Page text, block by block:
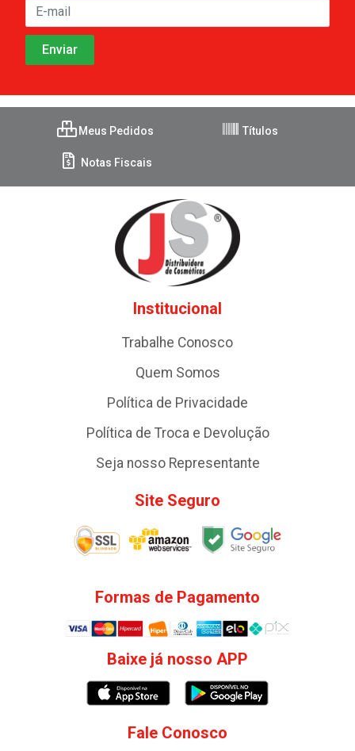
Meus Pedidos Títulos
Notas Fiscais
Institucional
Trabalhe Conosco
Quem Somos
Política de Privacidade
Política de Troca e Devolução
Seja nosso Representante
Site Seguro
Formas de Pagamento
Baixe já nosso APP
Fale Conosco